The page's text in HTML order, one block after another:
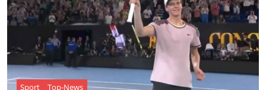
Sport Top-News